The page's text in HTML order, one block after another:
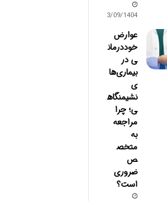
03/09/1404
عوارض
خوددرمان
ی در
بیماری‌ها
ی
نشیمنگاه
ی؛ چرا
مراجعه
به
متخص
ص
ضروری
است؟